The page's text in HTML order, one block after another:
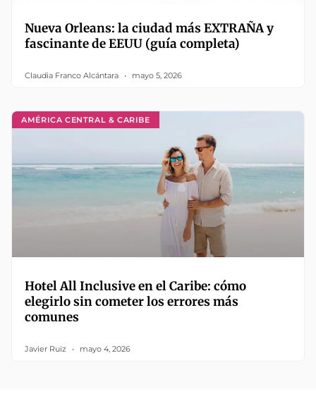
Nueva Orleans: la ciudad más EXTRAÑA y
fascinante de EEUU (guía completa)
Claudia Franco Alcántara mayo 5, 2026
AMÉRICA CENTRAL & CARIBE
Hotel All Inclusive en el Caribe: cómo
elegirlo sin cometer los errores más
comunes
Javier Ruiz mayo 4, 2026